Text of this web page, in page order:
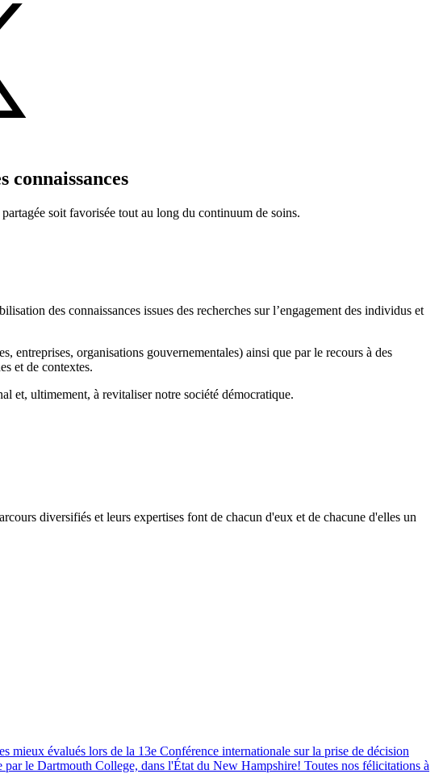
connaissances
soit favorisée tout au long du continuum de soins.
des connaissances issues des recherches sur l’engagement des individus et
entreprises, organisations gouvernementales) ainsi que par le recours à des
et de contextes.
et, ultimement, à revitaliser notre société démocratique.
diversifiés et leurs expertises font de chacun d'eux et de chacune d'elles un
évalués lors de la 13e Conférence internationale sur la prise de décision
le Dartmouth College, dans l'État du New Hampshire! Toutes nos félicitations à